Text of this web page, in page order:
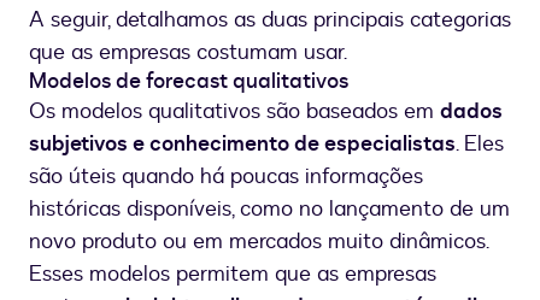
A seguir, detalhamos as duas principais categorias
que as empresas costumam usar.
Modelos de forecast qualitativos
Os modelos qualitativos são baseados em dados
subjetivos e conhecimento de especialistas. Eles
são úteis quando há poucas informações
históricas disponíveis, como no lançamento de um
novo produto ou em mercados muito dinâmicos.
Esses modelos permitem que as empresas